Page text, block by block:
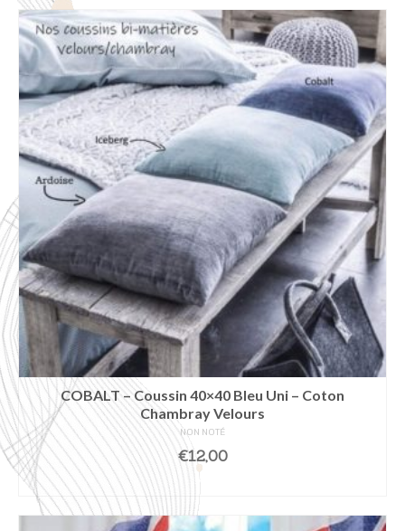
COBALT – Coussin 40×40 Bleu Uni – Coton
Chambray Velours
NON NOTÉ
€12,00
AJOUTER AU PANIER